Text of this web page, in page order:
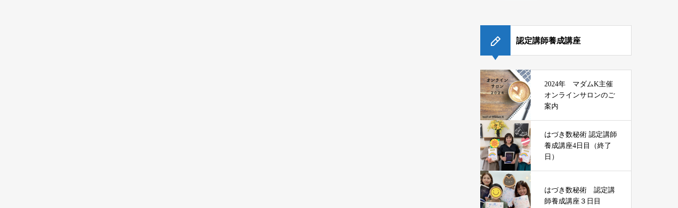
認定講師養成講座
2024年 マダムK主催
オンラインサロンのご
案内
はづき数秘術 認定講師
養成講座4日目（終了
日）
はづき数秘術 認定講
師養成講座３日目